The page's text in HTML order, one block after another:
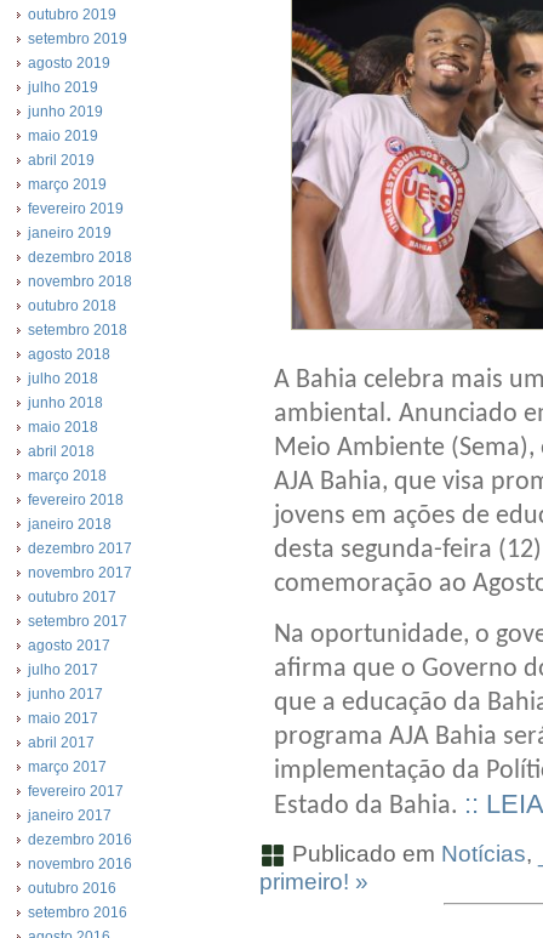
outubro 2019
setembro 2019
agosto 2019
julho 2019
junho 2019
maio 2019
abril 2019
março 2019
fevereiro 2019
janeiro 2019
dezembro 2018
novembro 2018
outubro 2018
setembro 2018
agosto 2018
julho 2018
junho 2018
maio 2018
abril 2018
março 2018
fevereiro 2018
janeiro 2018
dezembro 2017
novembro 2017
outubro 2017
setembro 2017
agosto 2017
julho 2017
junho 2017
maio 2017
abril 2017
março 2017
fevereiro 2017
janeiro 2017
dezembro 2016
novembro 2016
outubro 2016
setembro 2016
A Bahia celebra mais
ambiental. Anunciado
Meio Ambiente
AJA Bahia, que visa
jovens em ações de
desta segunda-feira
comemoração ao
Na oportunidade, o
afirma que o Governo
que a educação da
programa AJA Bahia
implementação da
Estado da Bahia. ::
Publicado em Notícias,
primeiro! »